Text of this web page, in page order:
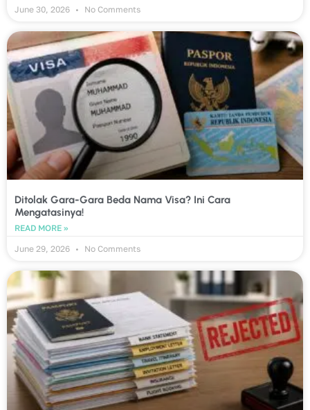
June 30, 2026
No Comments
Ditolak Gara-Gara Beda Nama Visa? Ini Cara
Mengatasinya!
READ MORE »
June 29, 2026
No Comments